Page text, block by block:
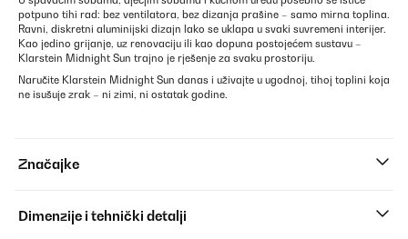
potpuno tihi rad: bez ventilatora, bez dizanja prašine – samo mirna toplina.
Ravni, diskretni aluminijski dizajn lako se uklapa u svaki suvremeni interijer.
Kao jedino grijanje, uz renovaciju ili kao dopuna postojećem sustavu –
Klarstein Midnight Sun trajno je rješenje za svaku prostoriju.
Naručite Klarstein Midnight Sun danas i uživajte u ugodnoj, tihoj toplini koja
ne isušuje zrak – ni zimi, ni ostatak godine.
Značajke
Dimenzije i tehnički detalji